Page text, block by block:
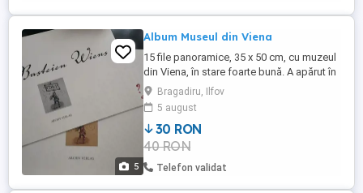
5
Album Museul din Viena
15 file panoramice, 35 x 50 cm, cu muzeul
din Viena, în stare foarte bună. A apărut în
anul 2005 și au fost doar 499 de
exemplare. Albumul conține și o broșură
cu o scurtă istorisire. Die Basteien Wiens.
"Ansicht der k.k., Reichs- Haupt- und
Residenzstadt Wien in N.Ö. vor dem
Beginne der Stadterweiterung ...
Bragadiru, Ilfov
5 august
30 RON
40 RON
Telefon validat